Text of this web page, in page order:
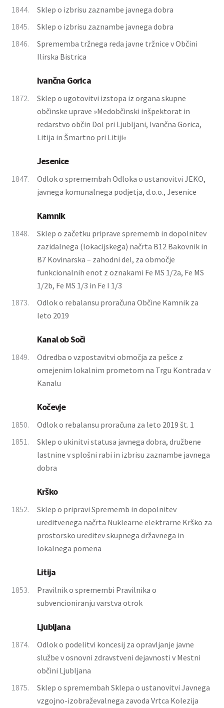
1844.
Sklep o izbrisu zaznambe javnega dobra
1845.
Sklep o izbrisu zaznambe javnega dobra
1846.
Sprememba tržnega reda javne tržnice v Občini
Ilirska Bistrica
Ivančna Gorica
1872.
Sklep o ugotovitvi izstopa iz organa skupne
občinske uprave »Medobčinski inšpektorat in
redarstvo občin Dol pri Ljubljani, Ivančna Gorica,
Litija in Šmartno pri Litiji«
Jesenice
1847.
Odlok o spremembah Odloka o ustanovitvi JEKO,
javnega komunalnega podjetja, d.o.o., Jesenice
Kamnik
1848.
Sklep o začetku priprave sprememb in dopolnitev
zazidalnega (lokacijskega) načrta B12 Bakovnik in
B7 Kovinarska – zahodni del, za območje
funkcionalnih enot z oznakami Fe MS 1/2a, Fe MS
1/2b, Fe MS 1/3 in Fe I 1/3
1873.
Odlok o rebalansu proračuna Občine Kamnik za
leto 2019
Kanal ob Soči
1849.
Odredba o vzpostavitvi območja za pešce z
omejenim lokalnim prometom na Trgu Kontrada v
Kanalu
Kočevje
1850.
Odlok o rebalansu proračuna za leto 2019 št. 1
1851.
Sklep o ukinitvi statusa javnega dobra, družbene
lastnine v splošni rabi in izbrisu zaznambe javnega
dobra
Krško
1852.
Sklep o pripravi Sprememb in dopolnitev
ureditvenega načrta Nuklearne elektrarne Krško za
prostorsko ureditev skupnega državnega in
lokalnega pomena
Litija
1853.
Pravilnik o spremembi Pravilnika o
subvencioniranju varstva otrok
Ljubljana
1874.
Odlok o podelitvi koncesij za opravljanje javne
službe v osnovni zdravstveni dejavnosti v Mestni
občini Ljubljana
1875.
Sklep o spremembah Sklepa o ustanovitvi Javnega
vzgojno-izobraževalnega zavoda Vrtca Kolezija